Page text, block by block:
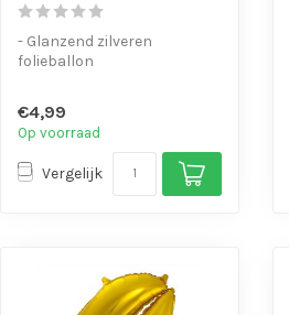
- Glanzend zilveren
folieballon
- Met oogjes o...
€4,99
Op voorraad
Vergelijk